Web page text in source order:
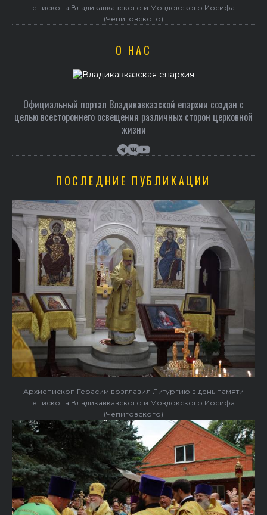
епископа Владикавказского и Моздокского Иосифа
(Чепиговского)
О НАС
Официальный портал Владикавказской епархии создан c
целью всестороннего освещения различных сторон церковной
жизни
ПОСЛЕДНИЕ ПУБЛИКАЦИИ
Архиепископ Герасим возглавил Литургию в день памяти
епископа Владикавказского и Моздокского Иосифа
(Чепиговского)